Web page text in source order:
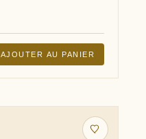
AJOUTER AU PANIER